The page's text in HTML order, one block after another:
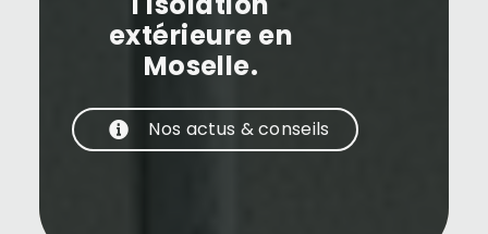
extérieure en
Moselle.
Nos actus & conseils